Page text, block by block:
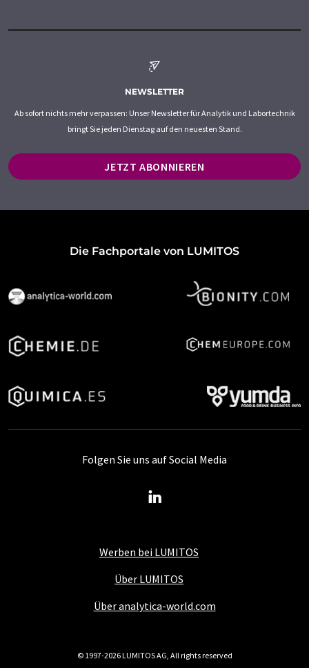
NEWSLETTER
Ab sofort nichts mehr verpassen: Unser Newsletter für Analytik und Labortechnik
bringt Sie jeden Dienstag auf den neuesten Stand.
JETZT ABONNIEREN
Die Fachportale von LUMITOS
Werben bei LUMITOS
Über LUMITOS
Über analytica-world.com
Folgen Sie uns auf Social Media
© 1997-2026 LUMITOS AG, All rights reserved